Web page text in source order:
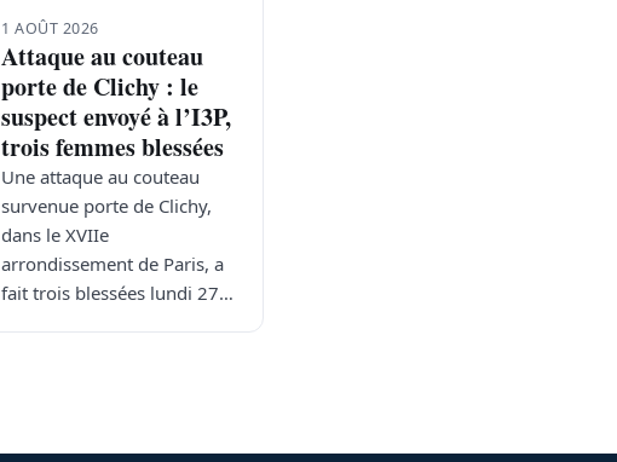
1 AOÛT 2026
Attaque au couteau
porte de Clichy : le
suspect envoyé à l’I3P,
trois femmes blessées
Une attaque au couteau
survenue porte de Clichy,
dans le XVIIe
arrondissement de Paris, a
fait trois blessées lundi 27…